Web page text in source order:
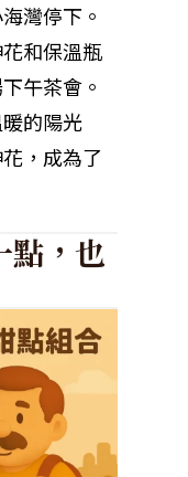
灣停下。
和保溫瓶
午茶會。
的陽光
，成為了
點，也